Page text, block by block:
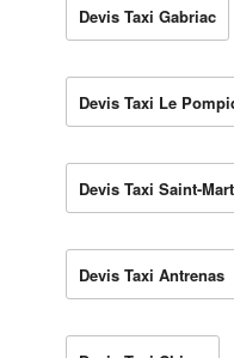
Devis Taxi Gabriac
Devis Taxi Le
Devis Taxi Saint-
Devis Taxi Antrenas